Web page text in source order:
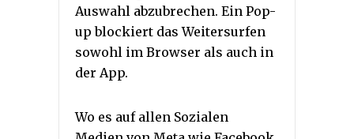
Auswahl abzubrechen. Ein Pop-
up blockiert das Weitersurfen
sowohl im Browser als auch in
der App.
Wo es auf allen Sozialen